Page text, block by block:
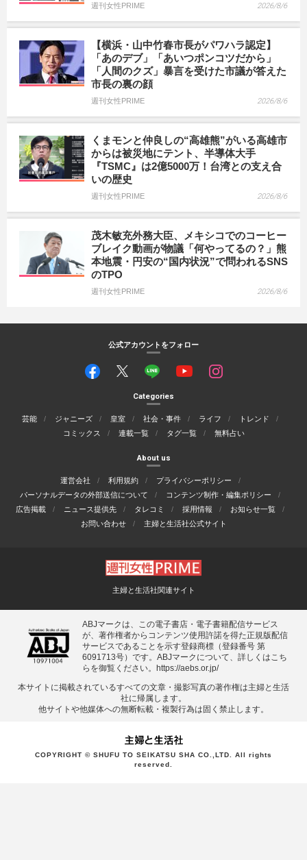
週刊女性PRIME 2026/8/6
【横浜・山中竹春市長がパワハラ認定】
「あのデブ」「あいつポンコツだから」
「人間のクズ」暴言を受けた市議が答えた
市長の裏の顔
週刊女性PRIME 2026/8/6
くまモンと仲良しの“高雄熊”がいる高雄市
からは被災地にテント、半導体大手
『TSMC』は2億5000万！台湾との支え合
いの歴史
週刊女性PRIME 2026/8/6
茂木敏充外務大臣、メキシコでのコーヒー
ブレイク動画が物議「何やってるの？」熊
本地震・円安の“国内状況”で問われるSNS
のTPO
週刊女性PRIME 2026/8/6
公式アカウントをフォロー
Categories
芸能 ジャニーズ 皇室 社会・事件 ライフ
トレンド
コミックス
連載一覧 タグ一覧 無料占い
About us
運営会社 利用規約
プライバシーポリシー
パーソナルデータの外部送信について
コンテンツ制作・編集ポリシー
広告掲載
ニュース提供先 タレコミ 採用情報
お知らせ一覧
お問い合わせ
主婦と生活社公式サイト
主婦と生活社関連サイト
ABJマークは、この電子書店・電子書籍配信サービス
が、著作権者からコンテンツ使用許諾を得た正規版配信
サービスであることを示す登録商標（登録番号 第
6091713号）です。ABJマークについて、詳しくはこち
らを御覧ください。 https://aebs.or.jp/
本サイトに掲載されているすべての⽂章・撮影写真の著作権は主婦と⽣活
社に帰属します。
他サイトや他媒体への無断転載・複製⾏為は固く禁⽌します。
COPYRIGHT © SHUFU TO SEIKATSU SHA CO.,LTD. All rights
reserved.